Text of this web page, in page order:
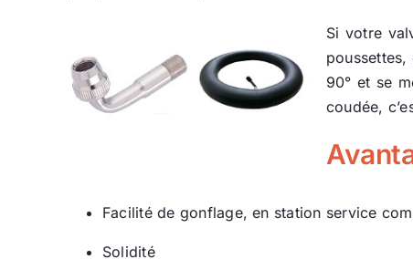
Si votre
90° et se
coudée,
Facilité de gonflage, en station service
Solidité